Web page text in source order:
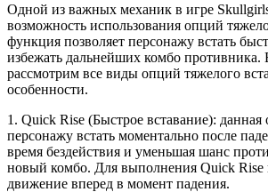
Одной из важных механик в игре Skullgirls
возможность использования опций
функция позволяет персонажу встать
избежать дальнейших комбо противника.
рассмотрим все виды опций тяжелого
особенности.
1. Quick Rise (Быстрое вставание): данная
персонажу встать моментально после
время бездействия и уменьшая шанс
новый комбо. Для выполнения Quick Rise
движение вперед в момент падения.